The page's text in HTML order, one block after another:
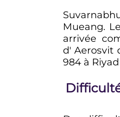
Mueang.
arrivée
d' Aerosvit
984 à Riyad